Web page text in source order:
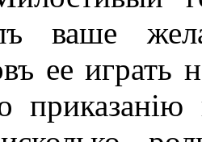
ваше
ее играть
приказанію